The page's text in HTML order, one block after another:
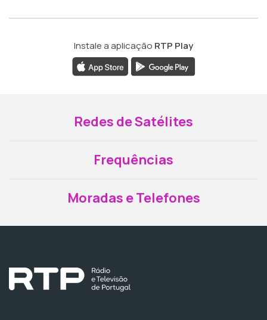
Instale a aplicação RTP Play
Redes de Satélites
Frequências
Moradas e Telefones